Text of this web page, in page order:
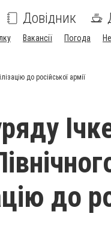
Довідник
Вакансії Погода
до російської армії
до